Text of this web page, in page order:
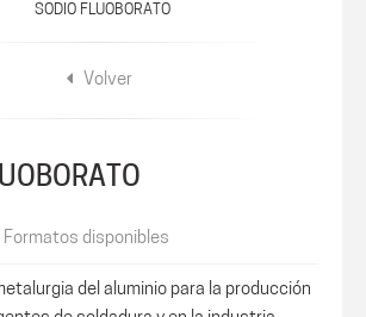
SODIO FLUOBORATO
Volver
Formatos disponibles
del aluminio para la producción